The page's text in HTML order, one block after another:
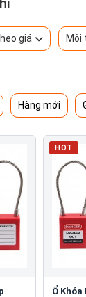
giá Môi
Hàng mới
HOT
Ổ Khóa